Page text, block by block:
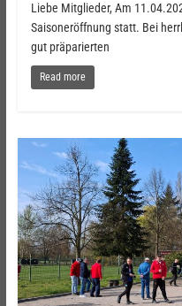
Liebe Mitglieder, Am
Saisoneröffnung statt. Bei
gut präparierten
Read more